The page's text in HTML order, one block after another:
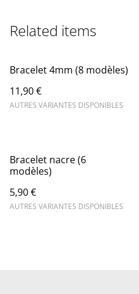
Related items
Bracelet 4mm (8 modèles)
11,90 €
AUTRES VARIANTES DISPONIBLES
Bracelet nacre (6
modèles)
5,90 €
AUTRES VARIANTES DISPONIBLES